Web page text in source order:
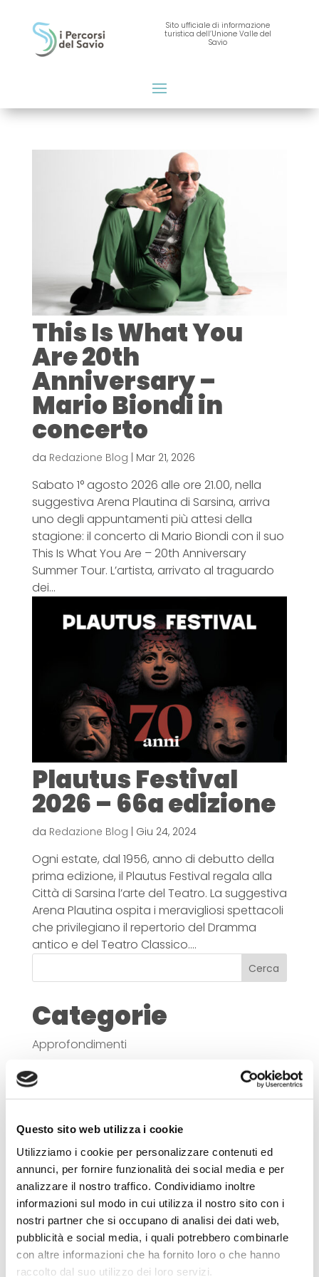
Questo sito web utilizza i cookie
Utilizziamo i cookie per personalizzare contenuti ed
annunci, per fornire funzionalità dei social media e per
analizzare il nostro traffico. Condividiamo inoltre
informazioni sul modo in cui utilizza il nostro sito con i
nostri partner che si occupano di analisi dei dati web,
pubblicità e social media, i quali potrebbero combinarle
con altre informazioni che ha fornito loro o che hanno
raccolto dal suo utilizzo dei loro servizi.
Sito ufficiale di informazione
turistica dell’Unione Valle del
Savio
This Is What You
Are 20th
Anniversary –
Mario Biondi in
concerto
da Redazione Blog Mar 21, 2026
Sabato 1° agosto 2026 alle ore 21.00, nella
suggestiva Arena Plautina di Sarsina, arriva
uno degli appuntamenti più attesi della
stagione: il concerto di Mario Biondi con il suo
This Is What You Are – 20th Anniversary
Summer Tour. L’artista, arrivato al traguardo
dei...
Plautus Festival
2026 – 66a edizione
da Redazione Blog Giu 24, 2024
Ogni estate, dal 1956, anno di debutto della
prima edizione, il Plautus Festival regala alla
Città di Sarsina l’arte del Teatro. La suggestiva
Arena Plautina ospita i meravigliosi spettacoli
che privilegiano il repertorio del Dramma
antico e del Teatro Classico....
Cerca
Categorie
Approfondimenti
Itinerari
News
Articoli recenti
Relax d’estate: le strutture con piscina
Mercato Saraceno: Città del Vino
Le pievi di Mercato Saraceno
Mercato Saraceno in un giorno